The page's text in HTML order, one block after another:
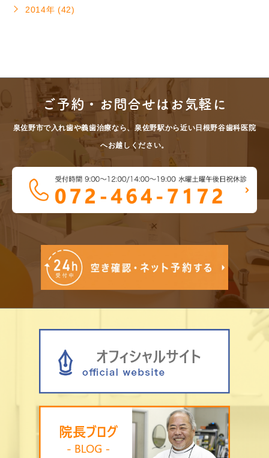
2014年 (42)
ご予約・お問合せはお気軽に
泉佐野市で入れ歯や義歯治療なら、泉佐野駅から近い日根野谷歯科医院
へお越しください。